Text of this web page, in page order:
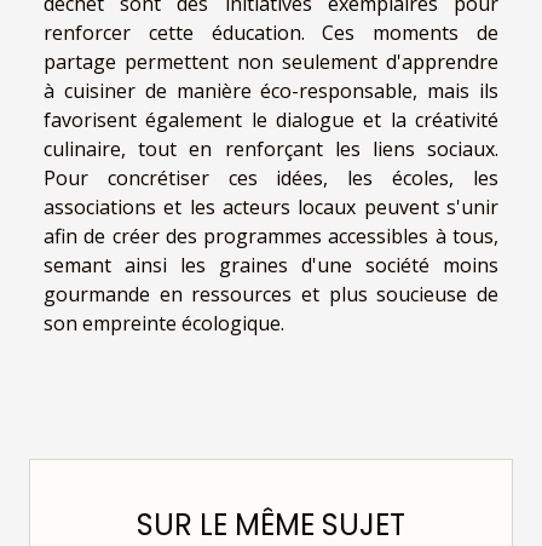
renforcer cette éducation. Ces moments de
partage permettent non seulement d'apprendre
à cuisiner de manière éco-responsable, mais ils
favorisent également le dialogue et la créativité
culinaire, tout en renforçant les liens sociaux.
Pour concrétiser ces idées, les écoles, les
associations et les acteurs locaux peuvent s'unir
afin de créer des programmes accessibles à tous,
semant ainsi les graines d'une société moins
gourmande en ressources et plus soucieuse de
son empreinte écologique.
SUR LE MÊME SUJET